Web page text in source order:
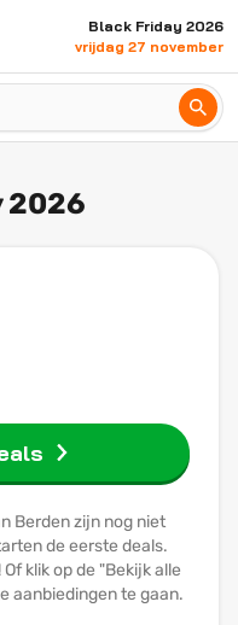
Black Friday 2026
vrijdag 27 november
2026
Berden zijn nog niet
de eerste deals.
klik op de "Bekijk alle
aanbiedingen te gaan.